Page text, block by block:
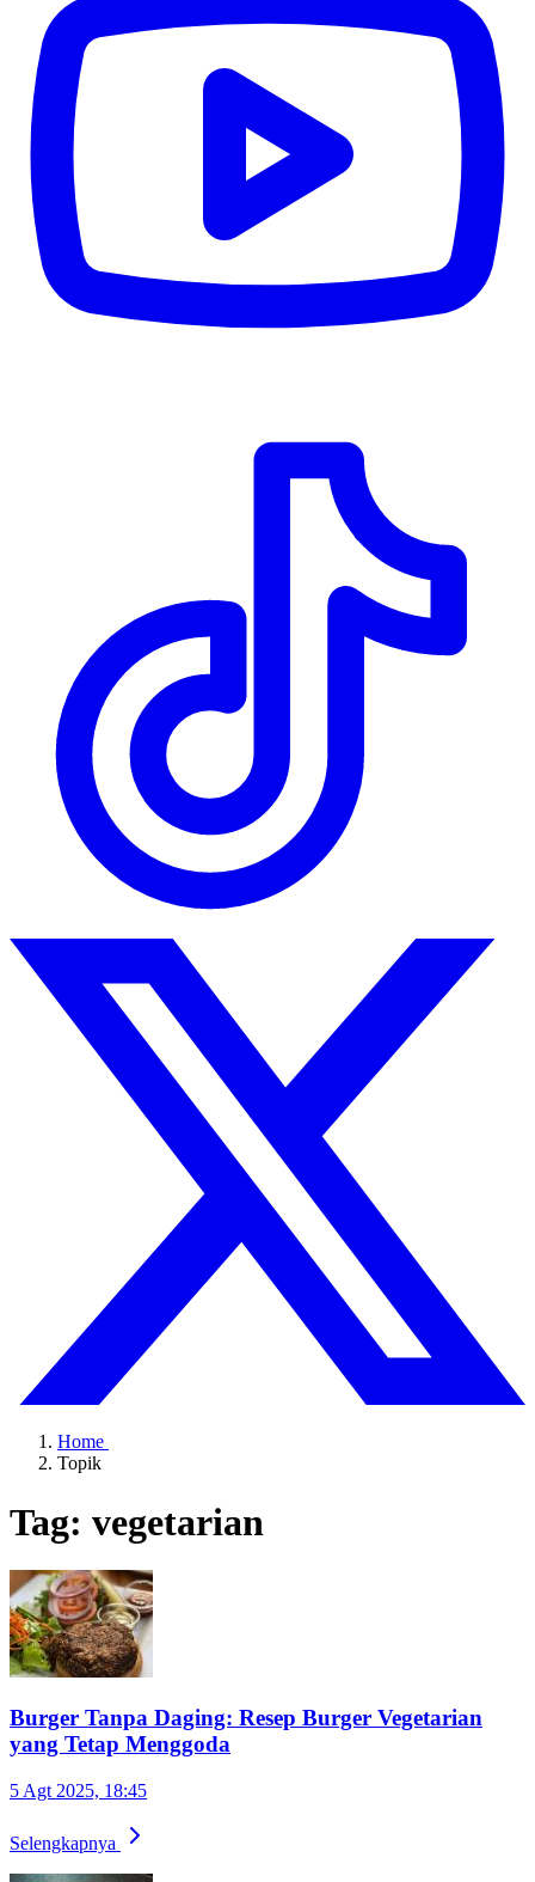
Home
Topik
Tag: vegetarian
Burger Tanpa Daging: Resep Burger Vegetarian
yang Tetap Menggoda
5 Agt 2025, 18:45
Selengkapnya